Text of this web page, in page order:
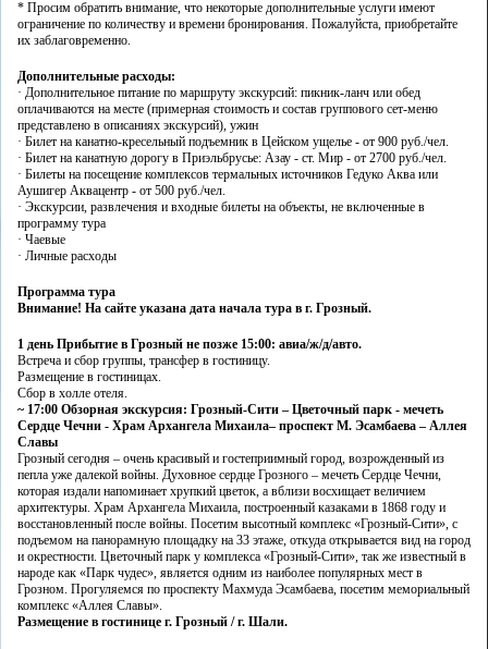
* Просим обратить внимание, что некоторые дополнительные услуги имеют
ограничение по количеству и времени бронирования. Пожалуйста, приобретайте
их заблаговременно.
Дополнительные расходы:
· Дополнительное питание по маршруту экскурсий: пикник-ланч или обед
оплачиваются на месте (примерная стоимость и состав группового сет-меню
представлено в описаниях экскурсий), ужин
· Билет на канатно-кресельный подъемник в Цейском ущелье - от 900 руб./чел.
· Билет на канатную дорогу в Приэльбрусье: Азау - ст. Мир - от 2700 руб./чел.
· Билеты на посещение комплексов термальных источников Гедуко Аква или
Аушигер Аквацентр - от 500 руб./чел.
· Экскурсии, развлечения и входные билеты на объекты, не включенные в
программу тура
· Чаевые
· Личные расходы
Программа тура
Внимание! На сайте указана дата начала тура в г. Грозный.
1 день Прибытие в Грозный не позже 15:00: авиа/ж/д/авто.
Встреча и сбор группы, трансфер в гостиницу.
Размещение в гостиницах.
Сбор в холле отеля.
~ 17:00 Обзорная экскурсия: Грозный-Сити – Цветочный парк - мечеть
Сердце Чечни - Храм Архангела Михаила– проспект М. Эсамбаева – Аллея
Славы
Грозный сегодня – очень красивый и гостеприимный город, возрожденный из
пепла уже далекой войны. Духовное сердце Грозного – мечеть Сердце Чечни,
которая издали напоминает хрупкий цветок, а вблизи восхищает величием
архитектуры. Храм Архангела Михаила, построенный казаками в 1868 году и
восстановленный после войны. Посетим высотный комплекс «Грозный-Сити», с
подъемом на панорамную площадку на 33 этаже, откуда открывается вид на город
и окрестности. Цветочный парк у комплекса «Грозный-Сити», так же известный в
народе как «Парк чудес», является одним из наиболее популярных мест в
Грозном. Прогуляемся по проспекту Махмуда Эсамбаева, посетим мемориальный
комплекс «Аллея Славы».
Размещение в гостинице г. Грозный / г. Шали.